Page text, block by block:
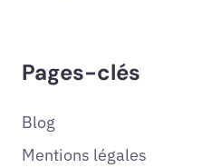
Pages-clés
Blog
Mentions légales